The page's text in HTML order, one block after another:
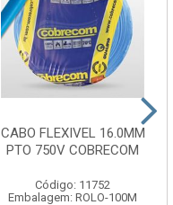
CABO FLEXIVEL 16.0MM
PTO 750V COBRECOM
Código: 11752
Embalagem: ROLO-100M